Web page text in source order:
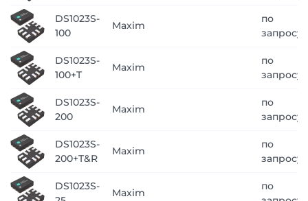
DS1023S-
100
Maxim
по
запросу
DS1023S-
100+T
Maxim
по
запросу
DS1023S-
200
Maxim
по
запросу
DS1023S-
200+T&R
Maxim
по
запросу
DS1023S-
Maxim
по